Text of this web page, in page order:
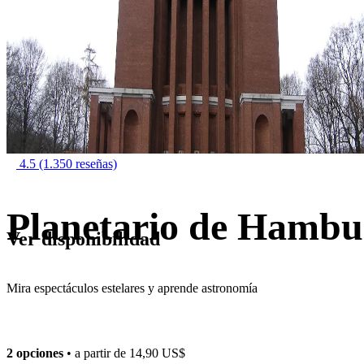
4.5 (1.350 reseñas)
Planetario de
Mira espectáculos estelares y aprende astronomía
Ver disponibilidad
2 opciones • a partir de 14,90 US$